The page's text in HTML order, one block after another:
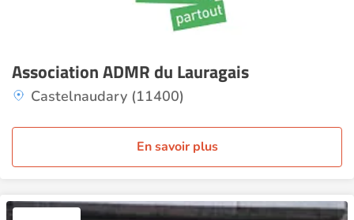
Association ADMR du Lauragais
Castelnaudary (11400)
En savoir plus